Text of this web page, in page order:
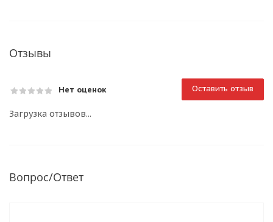
Отзывы
Нет оценок Оставить отзыв
Загрузка отзывов...
Вопрос/Ответ